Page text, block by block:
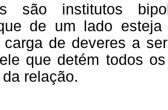
são institutos
de um lado
de deveres a
que detém todos
relação.